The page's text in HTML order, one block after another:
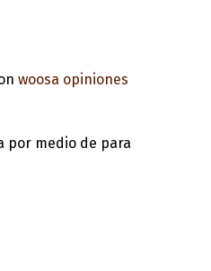
woosa opiniones
por medio de para